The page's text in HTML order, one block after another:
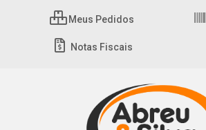
Meus Pedidos
Notas Fiscais